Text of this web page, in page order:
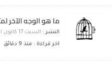
ما هو الوجه الآخر
النشر : السبت 17 كانون الأول 2022
اخر قراءة : منذ 9 دقائق